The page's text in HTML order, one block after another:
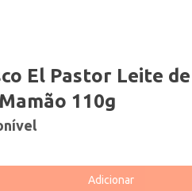
El Pastor Leite de
110g
Adicionar